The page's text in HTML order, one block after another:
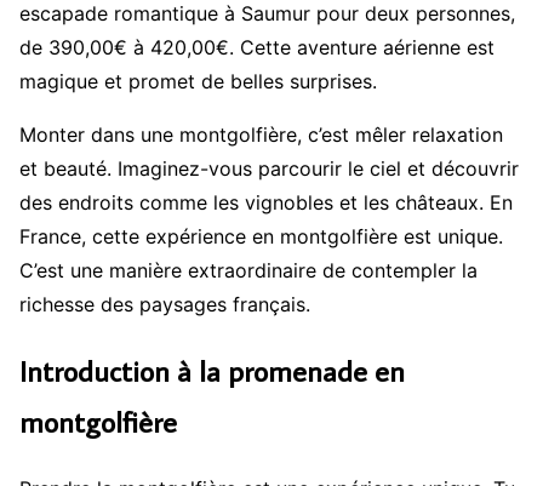
escapade romantique à Saumur pour deux personnes,
de 390,00€ à 420,00€. Cette aventure aérienne est
magique et promet de belles surprises.
Monter dans une montgolfière, c’est mêler relaxation
et beauté. Imaginez-vous parcourir le ciel et découvrir
des endroits comme les vignobles et les châteaux. En
France, cette expérience en montgolfière est unique.
C’est une manière extraordinaire de contempler la
richesse des paysages français.
Introduction à la promenade en
montgolfière